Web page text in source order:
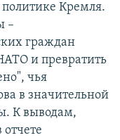
Кремля.
–
граждан
и превратить
чья
в значительной
К выводам,